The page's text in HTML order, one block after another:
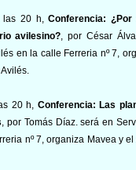
20 h,Conferencia:
avilesino? , por César
en la calle Ferreria nº 7,
20 h, Conferencia: Las
, por Tomás Díaz. será en
nº 7, organiza Mavea y